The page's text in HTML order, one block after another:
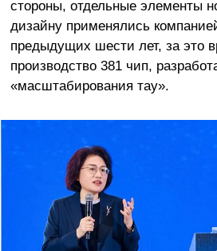
стороны, отдельные элементы
дизайну применялись
предыдущих шести лет, за это
производство 381 чип,
«масштабирования тау».